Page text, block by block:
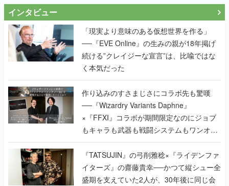
インタビュー
「現実より意味のある仮想世界を作る」
──『EVE Online』の生みの親が18年掲げ
続ける”クレイジーな宣言”は、比喩ではな
く本気だった
作り込みのすさまじさにコラボ先も驚嘆
──『Wizardry Variants Daphne』
×『FFXI』コラボが期間限定なのにジョブ
もキャラも武器も戦闘システムもワンオフ
で作り込まれた理由を両ディレクターに聞
く
『TATSUJIN』の弓削雅稔×『ライデンファ
イターズ』の齋藤貴幸──かつて縦シュー全
盛期を支えていた2人が、30年後に同じ会